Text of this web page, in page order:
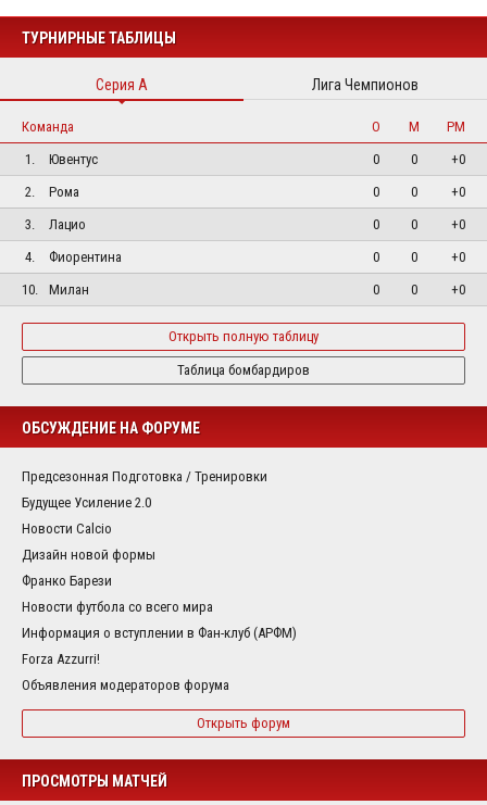
ТУРНИРНЫЕ ТАБЛИЦЫ
Серия А Лига Чемпионов
Команда О М
РМ
1.
Ювентус 0 0
+0
2.
Рома 0 0
+0
3.
Лацио 0 0
+0
4.
Фиорентина 0 0
+0
10.
Милан 0 0 +0
Открыть полную таблицу
Таблица бомбардиров
ОБСУЖДЕНИЕ НА ФОРУМЕ
Предсезонная Подготовка / Тренировки
Будущее Усиление 2.0
Новости Calcio
Дизайн новой формы
Франко Барези
Новости футбола со всего мира
Информация о вступлении в Фан-клуб (АРФМ)
Forza Azzurri!
Объявления модераторов форума
Открыть форум
ПРОСМОТРЫ МАТЧЕЙ